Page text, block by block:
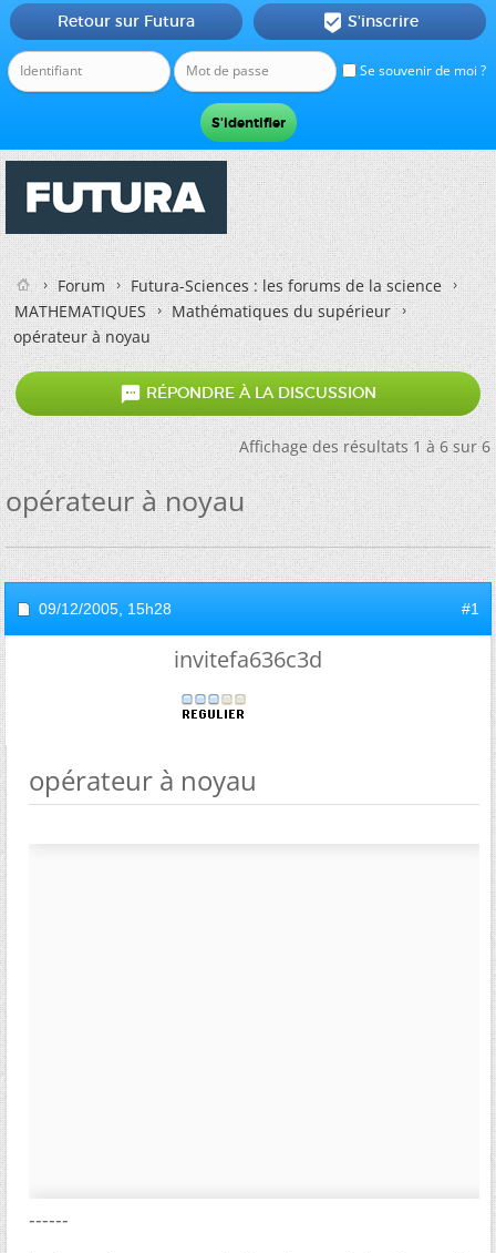
Se souvenir de moi ?
Retour sur Futura  S'inscrire
Forum
Futura-Sciences : les forums de la science
MATHEMATIQUES
Mathématiques du supérieur
opérateur à noyau
 RÉPONDRE À LA DISCUSSION
Affichage des résultats 1 à 6 sur 6
opérateur à noyau
09/12/2005, 15h28 #1
invitefa636c3d
opérateur à noyau
------